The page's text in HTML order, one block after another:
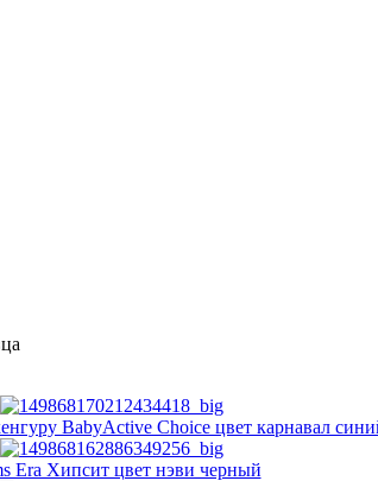
BabyActive Choice цвет карнавал
Era Хипсит цвет нэви черный